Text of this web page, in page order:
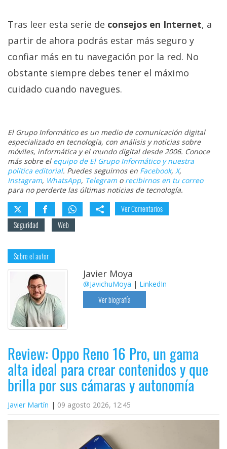
Tras leer esta serie de consejos en Internet, a
partir de ahora podrás estar más seguro y
confiar más en tu navegación por la red. No
obstante siempre debes tener el máximo
cuidado cuando navegues.
El Grupo Informático es un medio de comunicación digital
especializado en tecnología, con análisis y noticias sobre
móviles, informática y el mundo digital desde 2006. Conoce
más sobre el equipo de El Grupo Informático y nuestra
política editorial. Puedes seguirnos en Facebook, X,
Instagram, WhatsApp, Telegramo recibirnos en tu correo
para no perderte las últimas noticias de tecnología.
Ver Comentarios
Seguridad
Web
Sobre el autor
Javier Moya
@JavichuMoya | LinkedIn
Ver biografía
Review: Oppo Reno 16 Pro, un gama
alta ideal para crear contenidos y que
brilla por sus cámaras y autonomía
Javier Martín 09 agosto 2026, 12:45